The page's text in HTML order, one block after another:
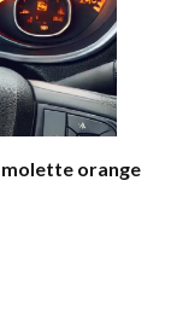
molette orange